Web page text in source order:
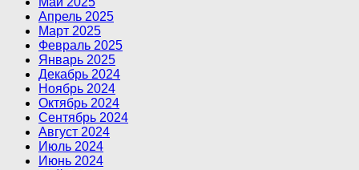
Апрель 2025
Март 2025
Февраль 2025
Январь 2025
Декабрь 2024
Ноябрь 2024
Октябрь 2024
Сентябрь 2024
Август 2024
Июль 2024
Июнь 2024